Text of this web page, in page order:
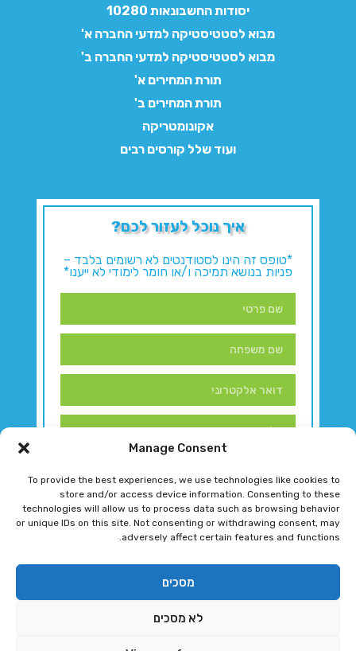
Manage Consent
To provide the best experiences, we use technologies like cookies to
store and/or access device information. Consenting to these
technologies will allow us to process data such as browsing behavior
or unique IDs on this site. Not consenting or withdrawing consent, may
adversely affect certain features and functions.
מסכים
לא מסכים
יסודות החשבונאות 10280
מבוא לסטטיסטיקה למדעי החברה א'
מבוא לסטטיסטיקה למדעי החברה ב'
תורת המחירים א'
תורת המחירים ב'
אקונומטריקה
ועוד שלל קורסים רבים
איך נוכל לעזור לכם?
*טופס זה הינו לסטודנטים לא רשומים בלבד –
פניות בנושא תמיכה ו/או חומר לימודי לא ייענו*